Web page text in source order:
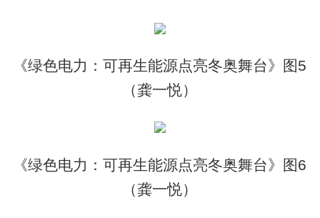
《绿色电力：可再生能源点亮冬奥舞台》图5
（龚一悦）
《绿色电力：可再生能源点亮冬奥舞台》图6
（龚一悦）